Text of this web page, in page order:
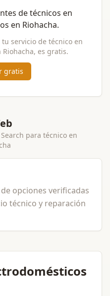
detécnicos en
en Riohacha.
servicio de técnico en
Riohacha, es gratis.
gratis
para técnico en
opciones verificadas
técnico y reparación